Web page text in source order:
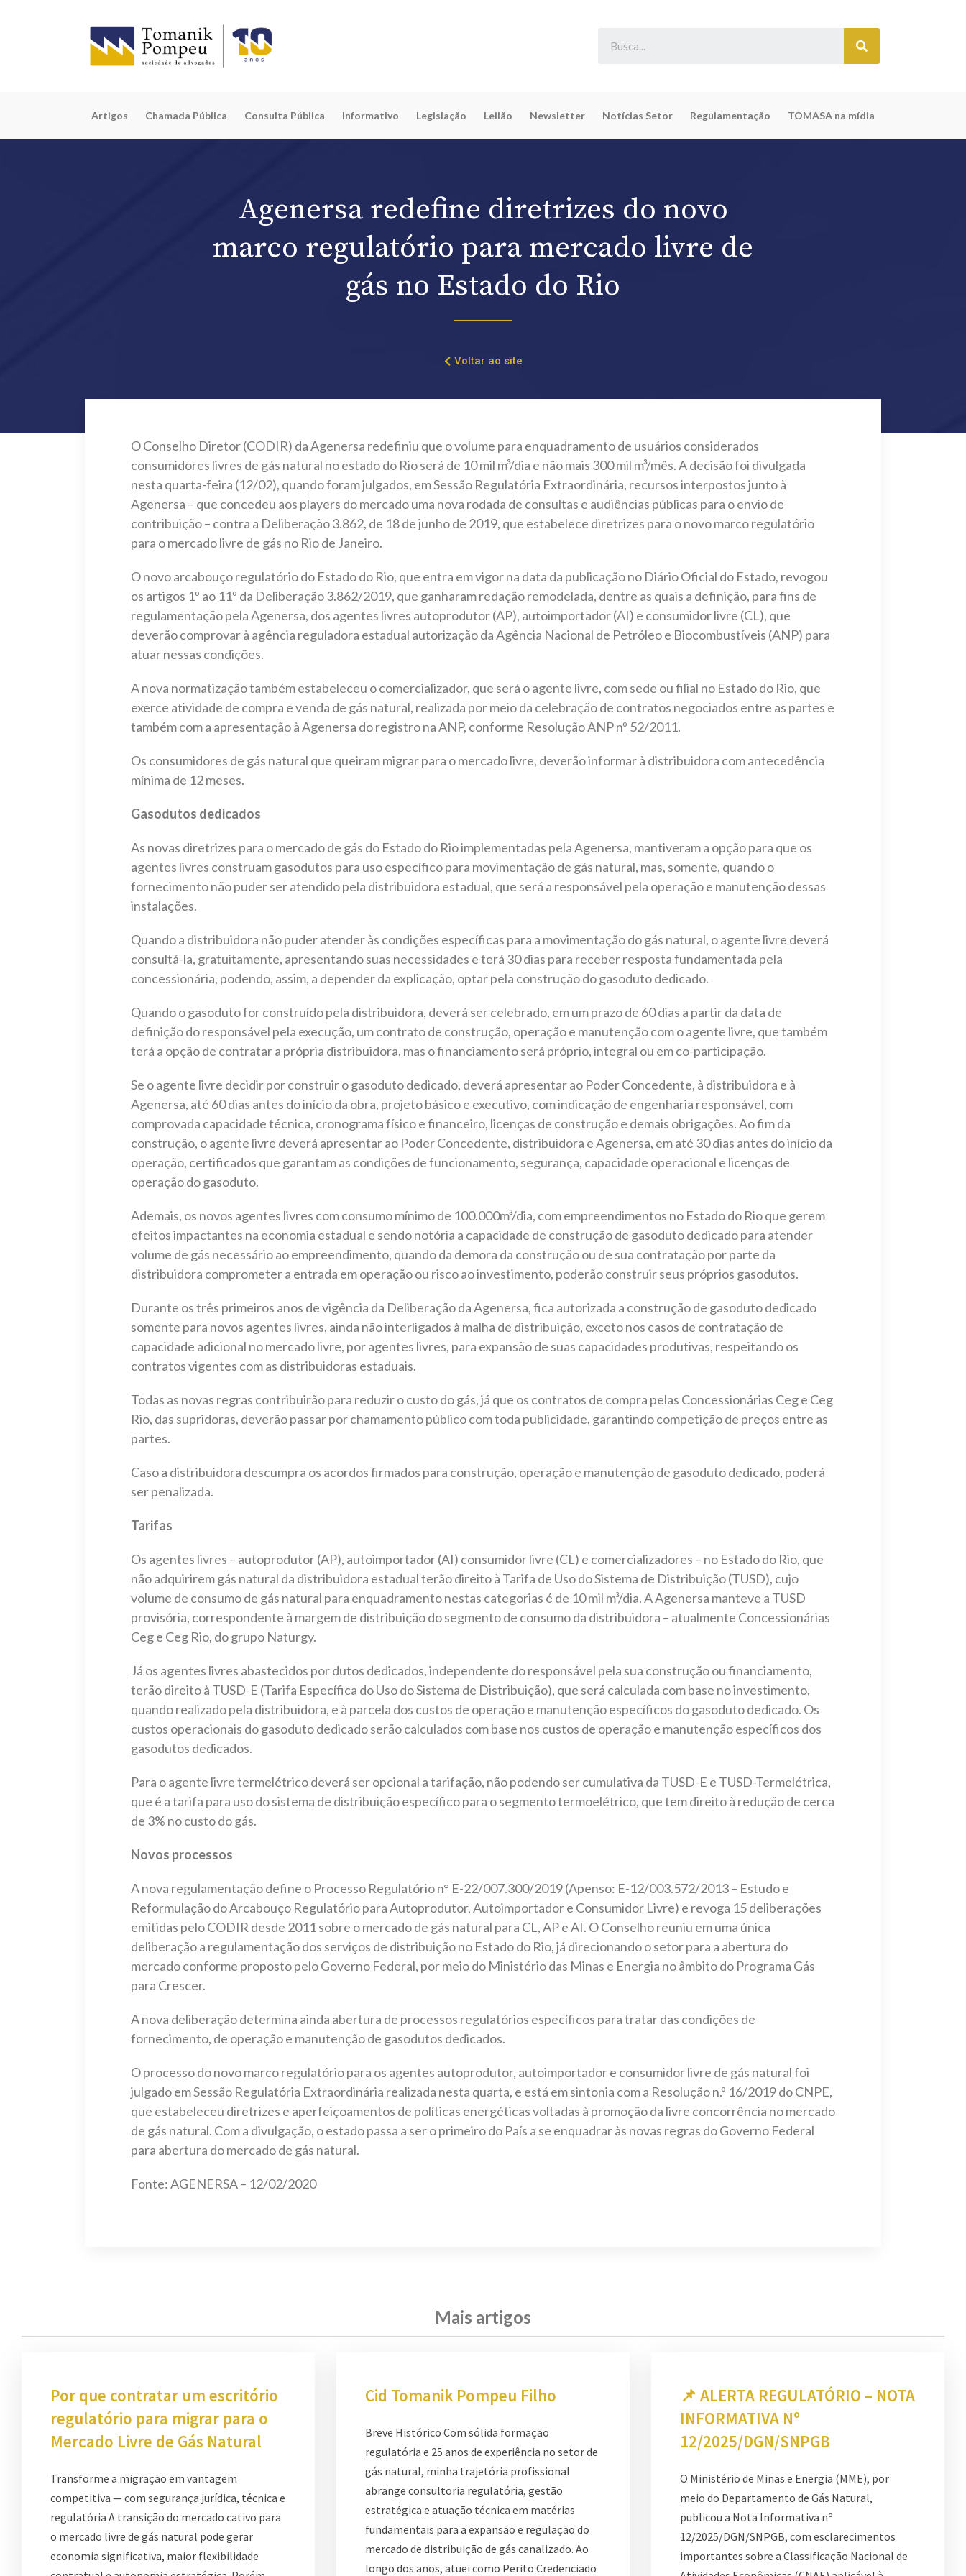
Artigos Chamada Pública Consulta Pública Informativo Legislação Leilão Newsletter Notícias Setor Regulamentação TOMASA na mídia
Agenersa redefine diretrizes do novo
marco regulatório para mercado livre de
gás no Estado do Rio
Voltar ao site
O Conselho Diretor (CODIR) da Agenersa redefiniu que o volume para enquadramento de usuários considerados
consumidores livres de gás natural no estado do Rio será de 10 mil m³/dia e não mais 300 mil m³/mês. A decisão foi divulgada
nesta quarta-feira (12/02), quando foram julgados, em Sessão Regulatória Extraordinária, recursos interpostos junto à
Agenersa – que concedeu aos players do mercado uma nova rodada de consultas e audiências públicas para o envio de
contribuição – contra a Deliberação 3.862, de 18 de junho de 2019, que estabelece diretrizes para o novo marco regulatório
para o mercado livre de gás no Rio de Janeiro.
O novo arcabouço regulatório do Estado do Rio, que entra em vigor na data da publicação no Diário Oficial do Estado, revogou
os artigos 1º ao 11º da Deliberação 3.862/2019, que ganharam redação remodelada, dentre as quais a definição, para fins de
regulamentação pela Agenersa, dos agentes livres autoprodutor (AP), autoimportador (AI) e consumidor livre (CL), que
deverão comprovar à agência reguladora estadual autorização da Agência Nacional de Petróleo e Biocombustíveis (ANP) para
atuar nessas condições.
A nova normatização também estabeleceu o comercializador, que será o agente livre, com sede ou filial no Estado do Rio, que
exerce atividade de compra e venda de gás natural, realizada por meio da celebração de contratos negociados entre as partes e
também com a apresentação à Agenersa do registro na ANP, conforme Resolução ANP nº 52/2011.
Os consumidores de gás natural que queiram migrar para o mercado livre, deverão informar à distribuidora com antecedência
mínima de 12 meses.
Gasodutos dedicados
As novas diretrizes para o mercado de gás do Estado do Rio implementadas pela Agenersa, mantiveram a opção para que os
agentes livres construam gasodutos para uso específico para movimentação de gás natural, mas, somente, quando o
fornecimento não puder ser atendido pela distribuidora estadual, que será a responsável pela operação e manutenção dessas
instalações.
Quando a distribuidora não puder atender às condições específicas para a movimentação do gás natural, o agente livre deverá
consultá-la, gratuitamente, apresentando suas necessidades e terá 30 dias para receber resposta fundamentada pela
concessionária, podendo, assim, a depender da explicação, optar pela construção do gasoduto dedicado.
Quando o gasoduto for construído pela distribuidora, deverá ser celebrado, em um prazo de 60 dias a partir da data de
definição do responsável pela execução, um contrato de construção, operação e manutenção com o agente livre, que também
terá a opção de contratar a própria distribuidora, mas o financiamento será próprio, integral ou em co-participação.
Se o agente livre decidir por construir o gasoduto dedicado, deverá apresentar ao Poder Concedente, à distribuidora e à
Agenersa, até 60 dias antes do início da obra, projeto básico e executivo, com indicação de engenharia responsável, com
comprovada capacidade técnica, cronograma físico e financeiro, licenças de construção e demais obrigações. Ao fim da
construção, o agente livre deverá apresentar ao Poder Concedente, distribuidora e Agenersa, em até 30 dias antes do início da
operação, certificados que garantam as condições de funcionamento, segurança, capacidade operacional e licenças de
operação do gasoduto.
Ademais, os novos agentes livres com consumo mínimo de 100.000m³/dia, com empreendimentos no Estado do Rio que gerem
efeitos impactantes na economia estadual e sendo notória a capacidade de construção de gasoduto dedicado para atender
volume de gás necessário ao empreendimento, quando da demora da construção ou de sua contratação por parte da
distribuidora comprometer a entrada em operação ou risco ao investimento, poderão construir seus próprios gasodutos.
Durante os três primeiros anos de vigência da Deliberação da Agenersa, fica autorizada a construção de gasoduto dedicado
somente para novos agentes livres, ainda não interligados à malha de distribuição, exceto nos casos de contratação de
capacidade adicional no mercado livre, por agentes livres, para expansão de suas capacidades produtivas, respeitando os
contratos vigentes com as distribuidoras estaduais.
Todas as novas regras contribuirão para reduzir o custo do gás, já que os contratos de compra pelas Concessionárias Ceg e Ceg
Rio, das supridoras, deverão passar por chamamento público com toda publicidade, garantindo competição de preços entre as
partes.
Caso a distribuidora descumpra os acordos firmados para construção, operação e manutenção de gasoduto dedicado, poderá
ser penalizada.
Tarifas
Os agentes livres – autoprodutor (AP), autoimportador (AI) consumidor livre (CL) e comercializadores – no Estado do Rio, que
não adquirirem gás natural da distribuidora estadual terão direito à Tarifa de Uso do Sistema de Distribuição (TUSD), cujo
volume de consumo de gás natural para enquadramento nestas categorias é de 10 mil m³/dia. A Agenersa manteve a TUSD
provisória, correspondente à margem de distribuição do segmento de consumo da distribuidora – atualmente Concessionárias
Ceg e Ceg Rio, do grupo Naturgy.
Já os agentes livres abastecidos por dutos dedicados, independente do responsável pela sua construção ou financiamento,
terão direito à TUSD-E (Tarifa Específica do Uso do Sistema de Distribuição), que será calculada com base no investimento,
quando realizado pela distribuidora, e à parcela dos custos de operação e manutenção específicos do gasoduto dedicado. Os
custos operacionais do gasoduto dedicado serão calculados com base nos custos de operação e manutenção específicos dos
gasodutos dedicados.
Para o agente livre termelétrico deverá ser opcional a tarifação, não podendo ser cumulativa da TUSD-E e TUSD-Termelétrica,
que é a tarifa para uso do sistema de distribuição específico para o segmento termoelétrico, que tem direito à redução de cerca
de 3% no custo do gás.
Novos processos
A nova regulamentação define o Processo Regulatório n° E-22/007.300/2019 (Apenso: E-12/003.572/2013 – Estudo e
Reformulação do Arcabouço Regulatório para Autoprodutor, Autoimportador e Consumidor Livre) e revoga 15 deliberações
emitidas pelo CODIR desde 2011 sobre o mercado de gás natural para CL, AP e AI. O Conselho reuniu em uma única
deliberação a regulamentação dos serviços de distribuição no Estado do Rio, já direcionando o setor para a abertura do
mercado conforme proposto pelo Governo Federal, por meio do Ministério das Minas e Energia no âmbito do Programa Gás
para Crescer.
A nova deliberação determina ainda abertura de processos regulatórios específicos para tratar das condições de
fornecimento, de operação e manutenção de gasodutos dedicados.
O processo do novo marco regulatório para os agentes autoprodutor, autoimportador e consumidor livre de gás natural foi
julgado em Sessão Regulatória Extraordinária realizada nesta quarta, e está em sintonia com a Resolução n.º 16/2019 do CNPE,
que estabeleceu diretrizes e aperfeiçoamentos de políticas energéticas voltadas à promoção da livre concorrência no mercado
de gás natural. Com a divulgação, o estado passa a ser o primeiro do País a se enquadrar às novas regras do Governo Federal
para abertura do mercado de gás natural.
Fonte: AGENERSA – 12/02/2020
Mais artigos
Por que contratar um escritório
regulatório para migrar para o
Mercado Livre de Gás Natural
Transforme a migração em vantagem
competitiva — com segurança jurídica, técnica e
regulatória A transição do mercado cativo para
o mercado livre de gás natural pode gerar
economia significativa, maior flexibilidade
Cid Tomanik Pompeu Filho
Breve Histórico Com sólida formação
regulatória e 25 anos de experiência no setor de
gás natural, minha trajetória profissional
abrange consultoria regulatória, gestão
estratégica e atuação técnica em matérias
fundamentais para a expansão e regulação do
mercado de distribuição de gás canalizado. Ao
longo dos anos, atuei como Perito Credenciado
📌 ALERTA REGULATÓRIO – NOTA
INFORMATIVA Nº
12/2025/DGN/SNPGB
O Ministério de Minas e Energia (MME), por
meio do Departamento de Gás Natural,
publicou a Nota Informativa nº
12/2025/DGN/SNPGB, com esclarecimentos
importantes sobre a Classificação Nacional de